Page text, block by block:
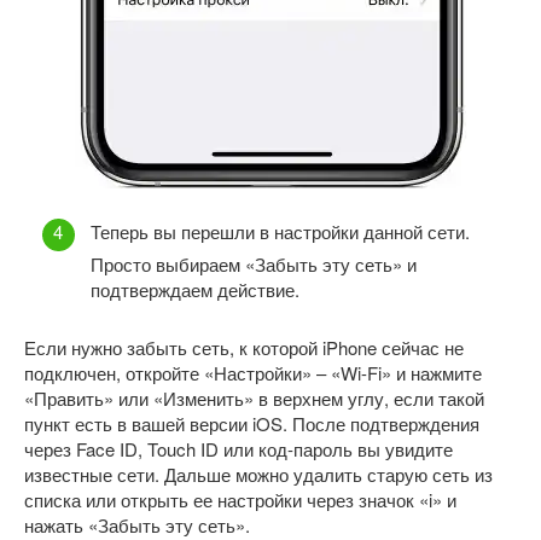
Теперь вы перешли в настройки данной сети.
Просто выбираем «Забыть эту сеть» и
подтверждаем действие.
Если нужно забыть сеть, к которой iPhone сейчас не
подключен, откройте «Настройки» – «Wi-Fi» и нажмите
«Править» или «Изменить» в верхнем углу, если такой
пункт есть в вашей версии iOS. После подтверждения
через Face ID, Touch ID или код-пароль вы увидите
известные сети. Дальше можно удалить старую сеть из
списка или открыть ее настройки через значок «i» и
нажать «Забыть эту сеть».